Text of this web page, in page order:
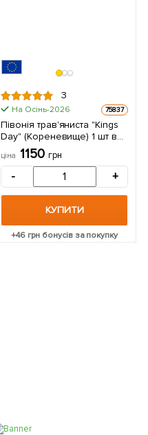
3
На Осінь-2026 75837
Півонія трав'яниста "Kings
Day" (Кореневище) 1 шт в
упаковці
ціна 1150 грн
- +
КУПИТИ
+46грн бонусів за покупку